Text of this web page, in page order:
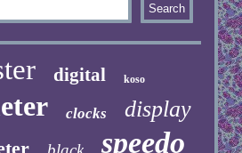
digital koso
clocks display
speedo